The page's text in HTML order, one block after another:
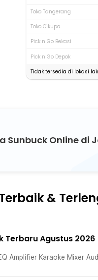
Toko Tangerang
Toko Cikupa
Pick n Go Bekasi
Pick n Go Depok
Tidak tersedia di lokasi
Sunbuck Online di
&
Terbaru Agustus 2026
Amplifier Karaoke Mixer